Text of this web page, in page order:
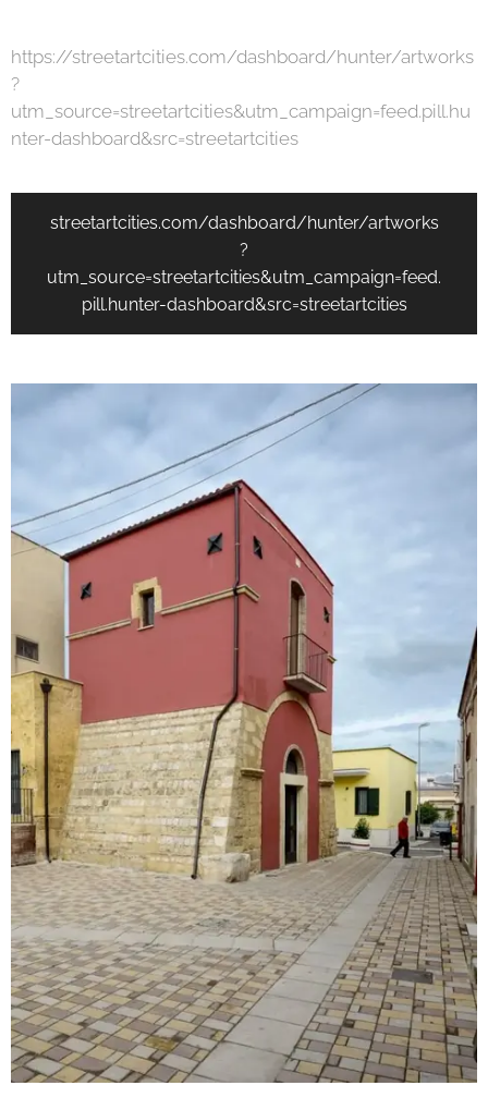
https://streetartcities.com/dashboard/hunter/artworks
?
utm_source=streetartcities&utm_campaign=feed.pill.hu
nter-dashboard&src=streetartcities
streetartcities.com/dashboard/hunter/artworks
?
utm_source=streetartcities&utm_campaign=feed.
pill.hunter-dashboard&src=streetartcities